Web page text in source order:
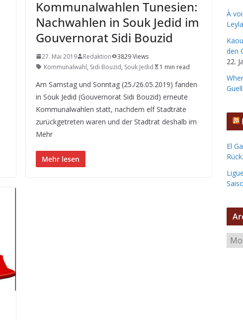
Kommunalwahlen Tunesien:
Nachwahlen in Souk Jedid im
Gouvernorat Sidi Bouzid
27. Mai 2019 Redaktion
3829 Views
Kommunalwahl, Sidi Bouzid, Souk Jedid 1 min read
Am Samstag und Sonntag (25./26.05.2019) fanden
in Souk Jedid (Gouvernorat Sidi Bouzid) erneute
Kommunalwahlen statt, nachdem elf Stadträte
zurückgetreten waren und der Stadtrat deshalb im
Mehr
Mehr lesen
À
den
22.
El
r